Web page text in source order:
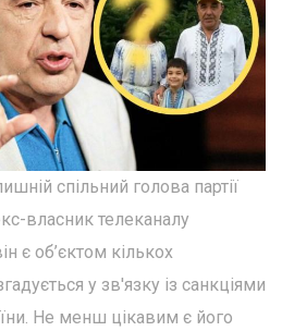
спільний голова партії
власник телеканалу
є об’єктом кількох
у зв'язку із санкціями
Не менш цікавим є його